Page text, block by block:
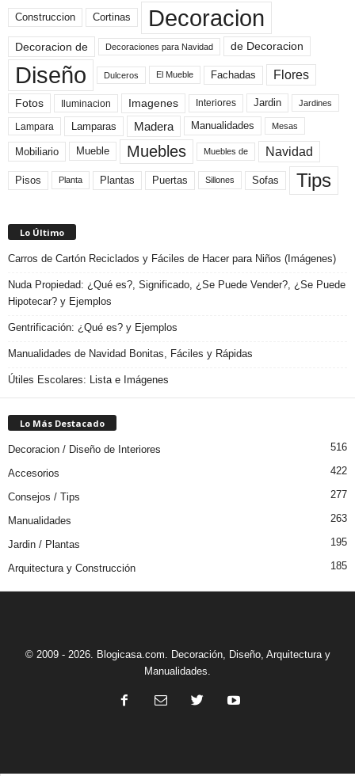
Construccion Cortinas Decoracion
Decoracion de Decoraciones para Navidad de Decoracion
Diseño Dulceros El Mueble Fachadas Flores
Fotos Iluminacion Imagenes Interiores Jardin Jardines
Lampara Lamparas Madera Manualidades Mesas
Mobiliario Mueble Muebles Muebles de Navidad
Pisos Planta Plantas Puertas Sillones Sofas Tips
Lo Último
Carros de Cartón Reciclados y Fáciles de Hacer para Niños (Imágenes)
Nuda Propiedad: ¿Qué es?, Significado, ¿Se Puede Vender?, ¿Se Puede
Hipotecar? y Ejemplos
Gentrificación: ¿Qué es? y Ejemplos
Manualidades de Navidad Bonitas, Fáciles y Rápidas
Útiles Escolares: Lista e Imágenes
Lo Más Destacado
Decoracion / Diseño de Interiores 516
Accesorios 422
Consejos / Tips 277
Manualidades 263
Jardin / Plantas 195
Arquitectura y Construcción 185
© 2009 - 2026. Blogicasa.com. Decoración, Diseño, Arquitectura y
Manualidades.